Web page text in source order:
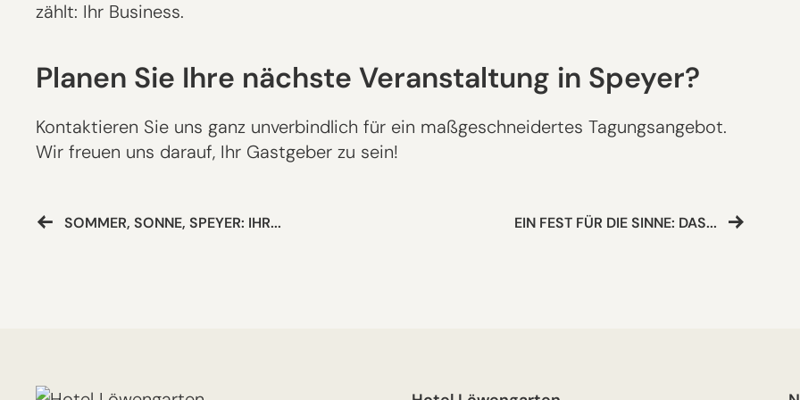
zählt: Ihr Business.
Planen Sie Ihre nächste Veranstaltung in Speyer?
Kontaktieren Sie uns ganz unverbindlich für ein maßgeschneidertes Tagungsangebot.
Wir freuen uns darauf, Ihr Gastgeber zu sein!
SOMMER, SONNE, SPEYER: IHR... EIN FEST FÜR DIE SINNE: DAS...